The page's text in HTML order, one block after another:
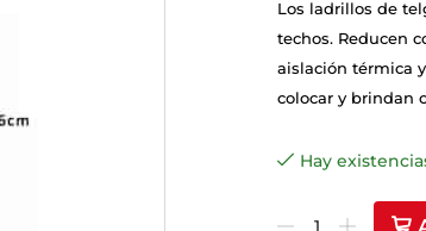
Los ladrillos de
techos. Reducen
aislación térmica
colocar y brindan
Hay